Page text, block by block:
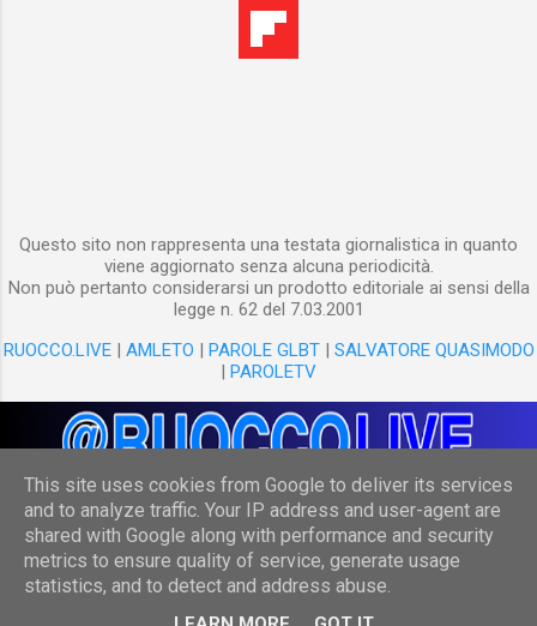
Questo sito non rappresenta una testata giornalistica in quanto
viene aggiornato senza alcuna periodicità.
Non può pertanto considerarsi un prodotto editoriale ai sensi della
legge n. 62 del 7.03.2001
RUOCCO.LIVE| AMLETO | PAROLE GLBT| SALVATORE QUASIMODO
| PAROLETV
Powered by Blogger
(c) Danilo Ruocco
This site uses cookies from Google to deliver its services
and to analyze traffic. Your IP address and user-agent are
shared with Google along with performance and security
metrics to ensure quality of service, generate usage
statistics, and to detect and address abuse.